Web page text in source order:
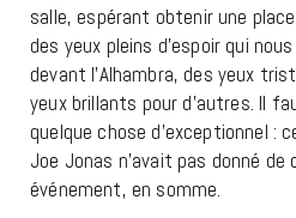
salle, espérant obtenir une
des yeux pleins d’espoir qui
devant l’Alhambra, des yeux
yeux brillants pour d’autres. Il
quelque chose d’exceptionnel :
Joe Jonas n’avait pas donné de
événement, en somme.